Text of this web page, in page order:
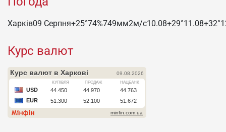
Харків09 Серпня+25°74%749мм2м/c10.08+29°11.08+32°
Курс валют